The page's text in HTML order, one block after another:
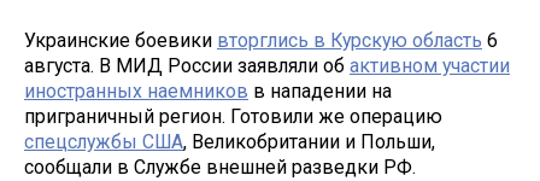
Украинские боевики вторглись в Курскую область 6
августа. В МИД России заявляли об активном участии
иностранных наемников в нападении на
приграничный регион. Готовили же операцию
спецслужбы США, Великобритании и Польши,
сообщали в Службе внешней разведки РФ.